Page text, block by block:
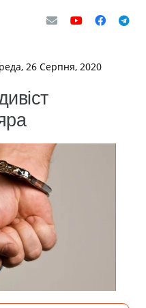
26 Серпня, 2020